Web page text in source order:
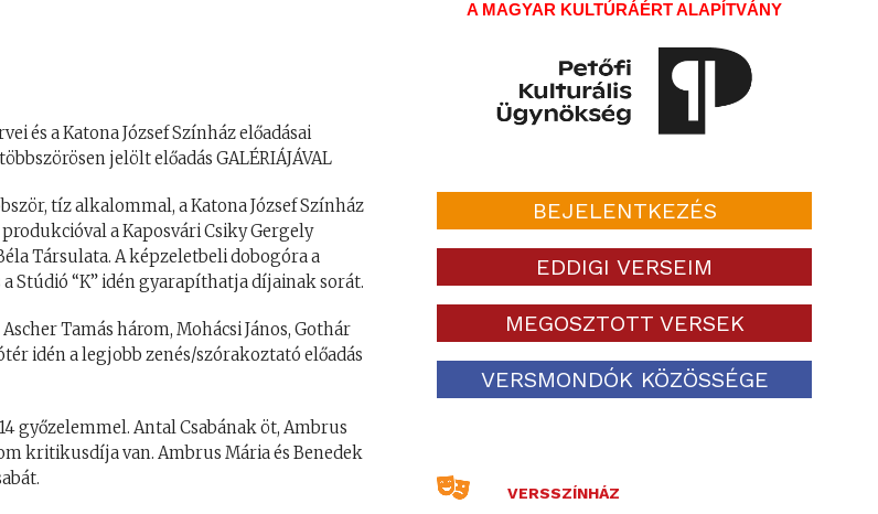
és a Katona József Színház előadásai
jelölt előadás GALÉRIÁJÁVAL
tíz alkalommal, a Katona József Színház
a Kaposvári Csiky Gergely
Társulata. A képzeletbeli dobogóra a
Stúdió “K” idén gyarapíthatja díjainak sorát.
Tamás három, Mohácsi János, Gothár
idén a legjobb zenés/szórakoztató előadás
győzelemmel. Antal Csabának öt, Ambrus
kritikusdíja van. Ambrus Mária és Benedek
A MAGYAR KULTÚRÁÉRT ALAPÍTVÁNY
BEJELENTKEZÉS
EDDIGI VERSEIM
MEGOSZTOTT VERSEK
VERSMONDÓK KÖZÖSSÉGE
VERSSZÍNHÁZ